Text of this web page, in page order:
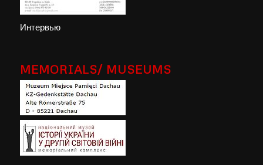
Интервью
MEMORIALS/ MUSEUMS